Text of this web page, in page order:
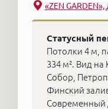
«ZEN
Статусный
Потолки 4 м,
334 м². Вид
Собор,
Финский
Современный